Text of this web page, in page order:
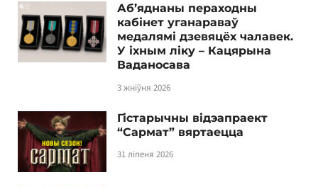
Аб’яднаны пераходны
кабінет уганараваў
медалямі дзевяцёх чалавек.
У іхным ліку – Кацярына
Ваданосава
3 жніўня 2026
Гістарычны відэапраект
“Сармат” вяртаецца
31 ліпеня 2026